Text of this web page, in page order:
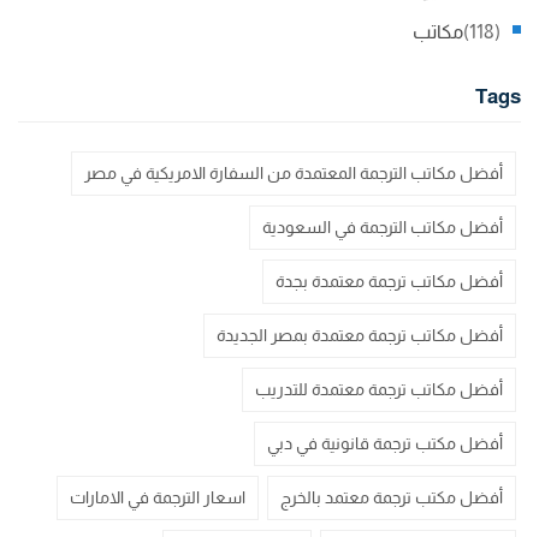
مكاتب (118)
Tags
أفضل مكاتب الترجمة المعتمدة من السفارة الامريكية في مصر
أفضل مكاتب الترجمة في السعودية
أفضل مكاتب ترجمة معتمدة بجدة
أفضل مكاتب ترجمة معتمدة بمصر الجديدة
أفضل مكاتب ترجمة معتمدة للتدريب
أفضل مكتب ترجمة قانونية في دبي
أفضل مكتب ترجمة معتمد بالخرج اسعار الترجمة في الامارات